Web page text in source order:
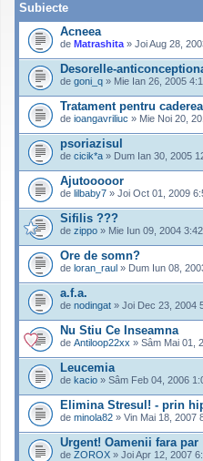
Subiecte
Acneea
de Matrashita » Joi Aug 28,
Desorelle-
de goni_q » Mie Ian 26, 2005
Tratament pentru
de ioangavriliuc » Mie Noi 20,
psoriazisul
de cicik*a » Dum Ian 30, 2005
Ajutooooor
de lilbaby7 » Joi Oct 01, 2009
Sifilis ???
de zippo » Mie Iun 09, 2004
Ore de somn?
de loran_raul » Dum Iun 08,
a.f.a.
de nodingat » Joi Dec 23, 2004
Nu Stiu Ce Inseamna
de Antiloop22xx » Sâm Mai 01,
Leucemia
de kacio » Sâm Feb 04, 2006
Elimina Stresul! - prin
de minola82 » Vin Mai 18, 2007
Urgent! Oamenii fara par
de ZOROX » Joi Apr 12, 2007